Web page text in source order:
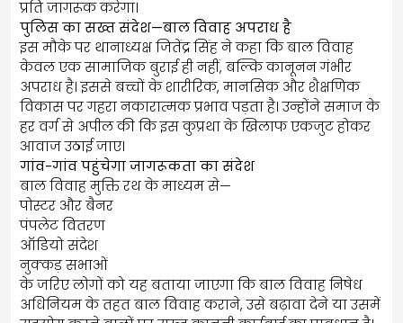
प्रति जागरूक करेगा।
पुलिस का सख्त संदेश—बाल विवाह अपराध है
इस मौके पर थानाध्यक्ष जितेंद्र सिंह ने कहा कि बाल विवाह
केवल एक सामाजिक बुराई ही नहीं, बल्कि कानूनन गंभीर
अपराध है। इससे बच्चों के शारीरिक, मानसिक और शैक्षणिक
विकास पर गहरा नकारात्मक प्रभाव पड़ता है। उन्होंने समाज के
हर वर्ग से अपील की कि इस कुप्रथा के खिलाफ एकजुट होकर
आवाज उठाई जाए।
गांव-गांव पहुंचेगा जागरूकता का संदेश
बाल विवाह मुक्ति रथ के माध्यम से—
पोस्टर और बैनर
पंपलेट वितरण
ऑडियो संदेश
नुक्कड़ सभाओं
के जरिए लोगों को यह बताया जाएगा कि बाल विवाह निषेध
अधिनियम के तहत बाल विवाह कराने, उसे बढ़ावा देने या उसमें